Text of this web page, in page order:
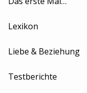
Lexikon
Liebe & Beziehung
Testberichte